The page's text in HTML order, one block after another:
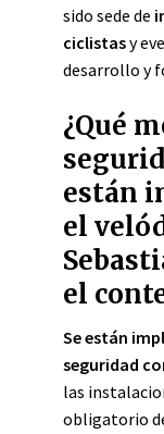
sido sede de
ciclistasy
desarrollo y
¿Qué
están
el
el
Se están
seguridad
las
obligatorio